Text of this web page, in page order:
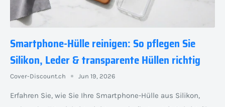
Smartphone-Hülle reinigen: So pflegen Sie
Silikon, Leder & transparente Hüllen richtig
Cover-Discount.ch Jun 19, 2026
Erfahren Sie, wie Sie Ihre Smartphone-Hülle aus Silikon,